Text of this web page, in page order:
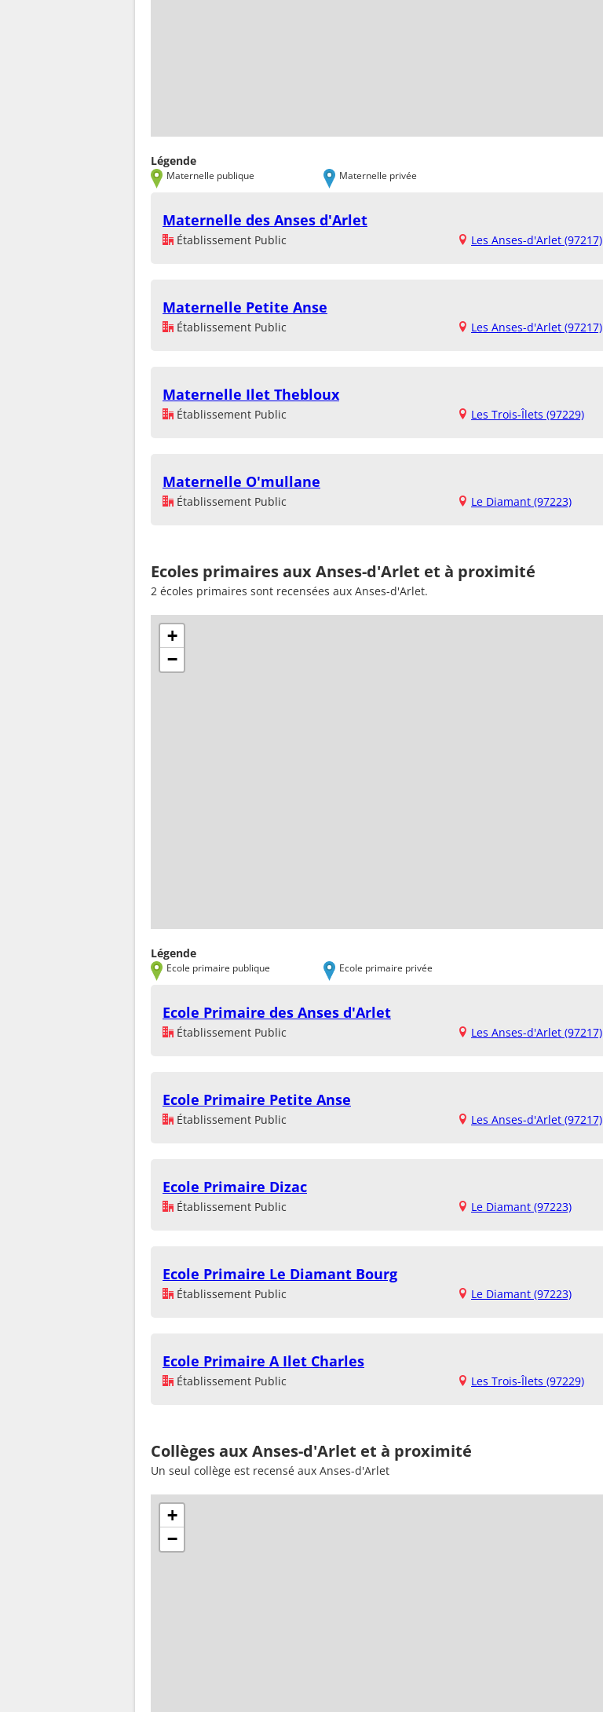
Légende
Maternelle publique Maternelle privée
Maternelle des Anses d'Arlet
Établissement Public Les Anses-d'Arlet (97217)
Maternelle Petite Anse
Établissement Public Les Anses-d'Arlet (97217)
Maternelle Ilet Thebloux
Établissement Public Les Trois-Îlets (97229)
Maternelle O'mullane
Établissement Public Le Diamant (97223)
Ecoles primaires aux Anses-d'Arlet et à proximité
2 écoles primaires sont recensées aux Anses-d'Arlet.
+
−
Légende
Ecole primaire publique Ecole primaire privée
Ecole Primaire des Anses d'Arlet
Établissement Public Les Anses-d'Arlet (97217)
Ecole Primaire Petite Anse
Établissement Public Les Anses-d'Arlet (97217)
Ecole Primaire Dizac
Établissement Public Le Diamant (97223)
Ecole Primaire Le Diamant Bourg
Établissement Public Le Diamant (97223)
Ecole Primaire A Ilet Charles
Établissement Public Les Trois-Îlets (97229)
Collèges aux Anses-d'Arlet et à proximité
Un seul collège est recensé aux Anses-d'Arlet
+
−